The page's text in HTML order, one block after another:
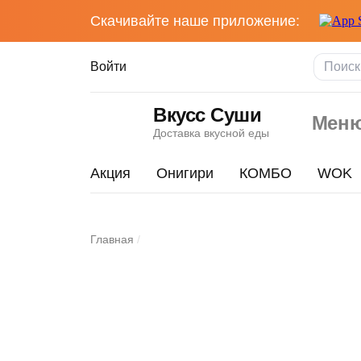
Войти
Вкусс Суши
Доставка вкусной еды
Акция Онигири КОМБО WOK
Скачивайте наше приложение:
Главная
Том